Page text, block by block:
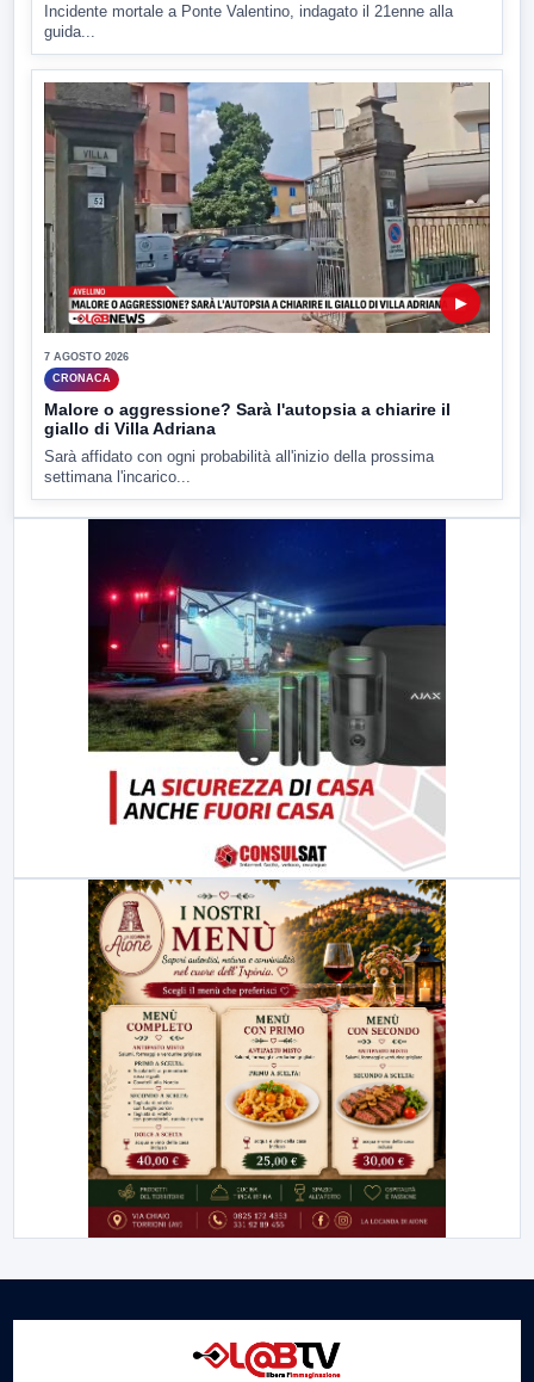
Incidente mortale a Ponte Valentino, indagato il 21enne alla
guida...
▶
7 AGOSTO 2026
CRONACA
Malore o aggressione? Sarà l'autopsia a chiarire il
giallo di Villa Adriana
Sarà affidato con ogni probabilità all'inizio della prossima
settimana l'incarico...